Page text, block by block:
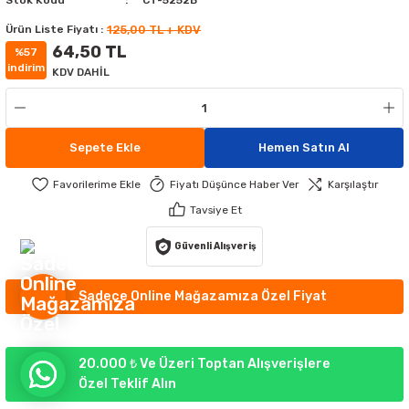
AYDINLATMA
ÇİM ARMATÜR
APLİKLER
APLİKLER
Ürün Liste Fiyatı : 125,00 TL + KDV
%57
indirim
64,50 TL
KDV DAHİL
Sepete Ekle Hemen Satın Al
Fiyatı Düşünce Haber Ver
Karşılaştır
Tavsiye Et
Güvenli Alışveriş
Sadece Online Mağazamıza Özel Fiyat
20.000 ₺ Ve Üzeri Toptan Alışverişlere
Özel Teklif Alın